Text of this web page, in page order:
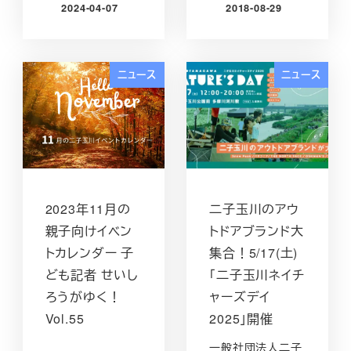
投稿日
2024-04-07
投稿日
2018-08-29
ニュース
2023年11月の
親子向けイベン
トカレンダー 子
ども記者 せいし
ろうがゆく！
Vol.55
ニュース
二子玉川のアウ
トドアブランド大
集合！5/17(土)
「二子玉川ネイチ
ャーズデイ
2025」開催
一般社団法人二子